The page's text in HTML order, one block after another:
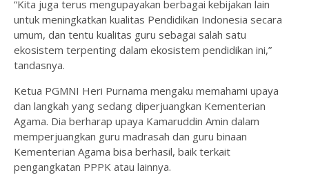
“Kita juga terus mengupayakan berbagai kebijakan lain
untuk meningkatkan kualitas Pendidikan Indonesia secara
umum, dan tentu kualitas guru sebagai salah satu
ekosistem terpenting dalam ekosistem pendidikan ini,”
tandasnya.
Ketua PGMNI Heri Purnama mengaku memahami upaya
dan langkah yang sedang diperjuangkan Kementerian
Agama. Dia berharap upaya Kamaruddin Amin dalam
memperjuangkan guru madrasah dan guru binaan
Kementerian Agama bisa berhasil, baik terkait
pengangkatan PPPK atau lainnya.